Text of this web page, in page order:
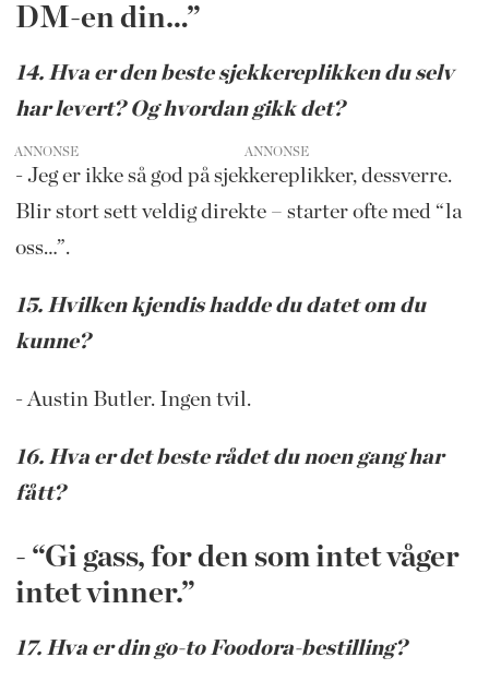
DM-en din…”
14. Hva er den beste sjekkereplikken du selv
har levert? Og hvordan gikk det?
ANNONSE
- Jeg er ikke så god på sjekkereplikker, dessverre.
Blir stort sett veldig direkte – starter ofte med “la
oss…”.
15. Hvilken kjendis hadde du datet om du
kunne?
- Austin Butler. Ingen tvil.
16. Hva er det beste rådet du noen gang har
fått?
- “Gi gass, for den som intet våger
intet vinner.”
17. Hva er din go-to Foodora-bestilling?